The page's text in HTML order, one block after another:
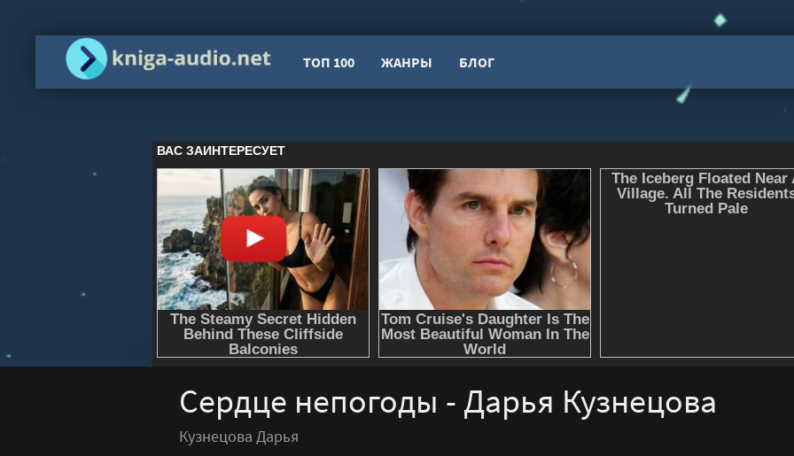
ТОП 100 ЖАНРЫ БЛОГ
Сердце непогоды - Дарья Кузнецова
Кузнецова Дарья